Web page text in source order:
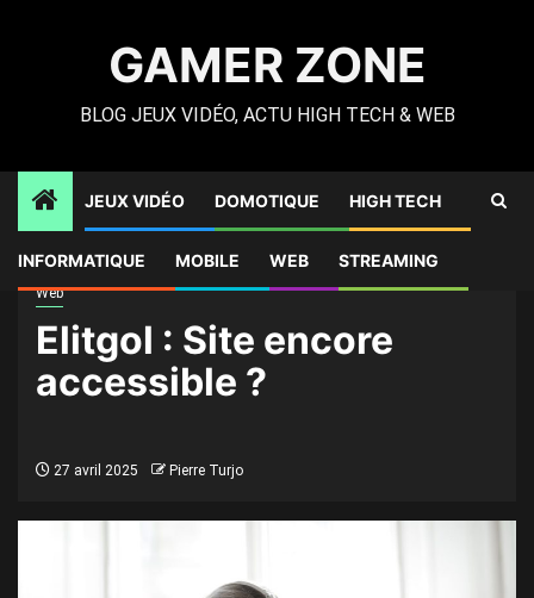
GAMER ZONE
BLOG JEUX VIDÉO, ACTU HIGH TECH & WEB
JEUX VIDÉO DOMOTIQUE HIGH TECH
INFORMATIQUE MOBILE WEB STREAMING
Web
Elitgol : Site encore
accessible ?
27 avril 2025 Pierre Turjo